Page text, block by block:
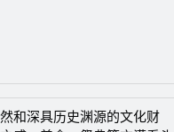
和深具历史渊源的文化财